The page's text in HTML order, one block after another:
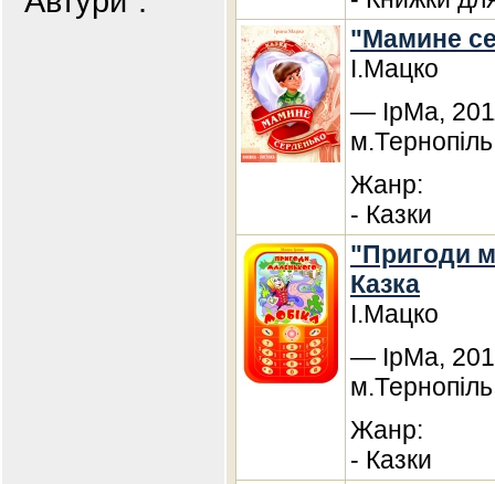
"Мамине
І.Мацко
— ІрМа,
м.Тернопіль
Жанр:
- Казки
"Пригоди
Казка
І.Мацко
— ІрМа,
м.Тернопіль
Жанр:
- Казки